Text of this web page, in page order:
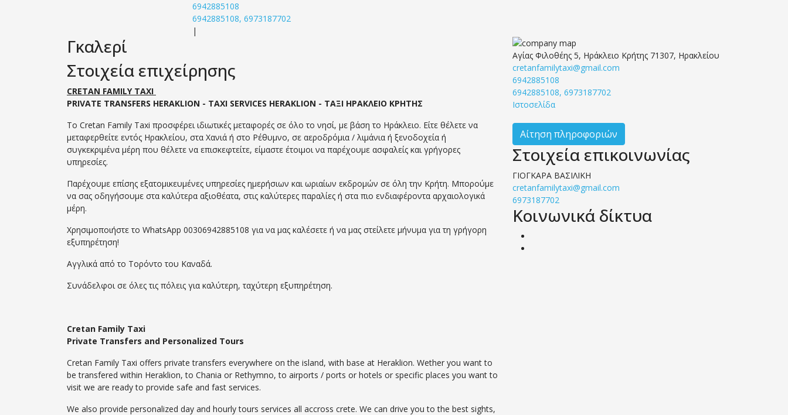
6942885108
6942885108, 6973187702
|
Γκαλερί
Στοιχεία επιχείρησης
CRETAN FAMILY TAXI
PRIVATE TRANSFERS HERAKLION - TAXI SERVICES HERAKLION - ΤΑΞΙ ΗΡΑΚΛΕΙΟ ΚΡΗΤΗΣ
Το Cretan Family Taxi προσφέρει ιδιωτικές μεταφορές σε όλο το νησί, με βάση το Ηράκλειο. Είτε θέλετε να
μεταφερθείτε εντός Ηρακλείου, στα Χανιά ή στο Ρέθυμνο, σε αεροδρόμια / λιμάνια ή ξενοδοχεία ή
συγκεκριμένα μέρη που θέλετε να επισκεφτείτε, είμαστε έτοιμοι να παρέχουμε ασφαλείς και γρήγορες
υπηρεσίες.
Παρέχουμε επίσης εξατομικευμένες υπηρεσίες ημερήσιων και ωριαίων εκδρομών σε όλη την Κρήτη. Μπορούμε
να σας οδηγήσουμε στα καλύτερα αξιοθέατα, στις καλύτερες παραλίες ή στα πιο ενδιαφέροντα αρχαιολογικά
μέρη.
Χρησιμοποιήστε το WhatsApp 00306942885108 για να μας καλέσετε ή να μας στείλετε μήνυμα για τη γρήγορη
εξυπηρέτηση!
Αγγλικά από το Τορόντο του Καναδά.
Συνάδελφοι σε όλες τις πόλεις για καλύτερη, ταχύτερη εξυπηρέτηση.
Cretan Family Taxi
Private Transfers and Personalized Tours
Cretan Family Taxi offers private transfers everywhere on the island, with base at Heraklion. Wether you want to
be transfered within Heraklion, to Chania or Rethymno, to airports / ports or hotels or specific places you want to
visit we are ready to provide safe and fast services.
We also provide personalized day and hourly tours services all accross crete. We can drive you to the best sights,
Αγίας Φιλοθέης 5, Ηράκλειο Κρήτης 71307, Ηρακλείου
cretanfamilytaxi@gmail.com
6942885108
6942885108, 6973187702
Ιστοσελίδα
Αίτηση πληροφοριών
Στοιχεία επικοινωνίας
ΓΙΟΓΚΑΡΑ ΒΑΣΙΛΙΚΗ
cretanfamilytaxi@gmail.com
6973187702
Κοινωνικά δίκτυα